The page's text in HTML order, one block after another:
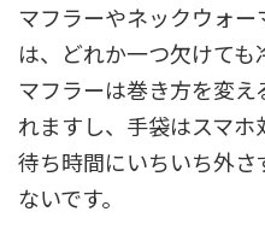
マフラーやネックウォ
は、どれか一つ欠けても
マフラーは巻き方を変
れますし、手袋はスマホ
待ち時間にいちいち外
ないです。